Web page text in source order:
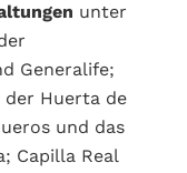
unter
Generalife;
der Huerta de
und das
Capilla Real